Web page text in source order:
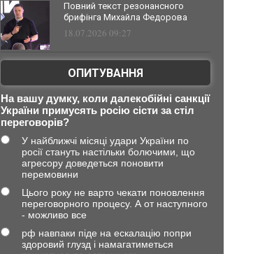
Повний текст резонансного
брифінга Михайла Федорова
18.07.2026 09:27
ОПИТУВАННЯ
На вашу думку, коли далекобійні санкції
України примусять росію сісти за стіл
переговорів?
У найближчі місяці удари України по
росії стануть настільки болючими, що
агресору доведеться поновити
перемовини
Цього року не варто чекати поновлення
переговорного процесу. А от наступного
- можливо все
рф навпаки піде на ескалацію попри
здоровий глузд і намагатиметься